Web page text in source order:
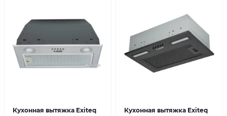
Кухонная вытяжка Exiteq
Кухонная вытяжка Exiteq